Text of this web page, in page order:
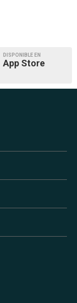
DISPONIBLE EN
App Store